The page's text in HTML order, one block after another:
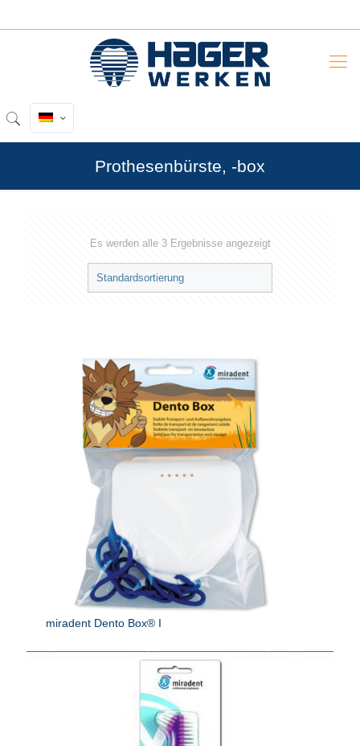
Prothesenbürste, -box
Es werden alle 3 Ergebnisse angezeigt
miradent Dento Box® I